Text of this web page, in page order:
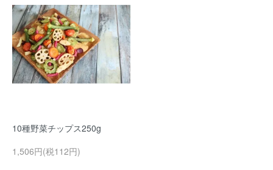
10種野菜チップス250g
1,506円(税112円)